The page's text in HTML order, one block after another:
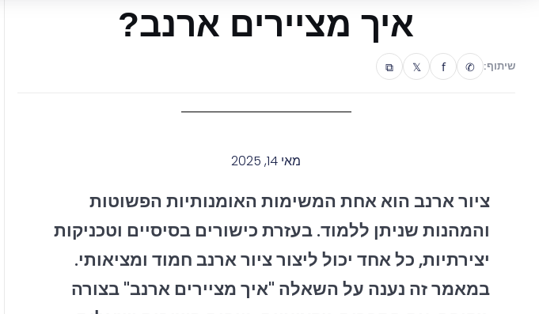
איך מציירים ארנב?
שיתוף: ✆
f
𝕏
⧉
מאי 14, 2025
ציור ארנב הוא אחת המשימות האומנותיות הפשוטות
והמהנות שניתן ללמוד. בעזרת כישורים בסיסיים וטכניקות
יצירתיות, כל אחד יכול ליצור ציור ארנב חמוד ומציאותי.
במאמר זה נענה על השאלה "איך מציירים ארנב" בצורה